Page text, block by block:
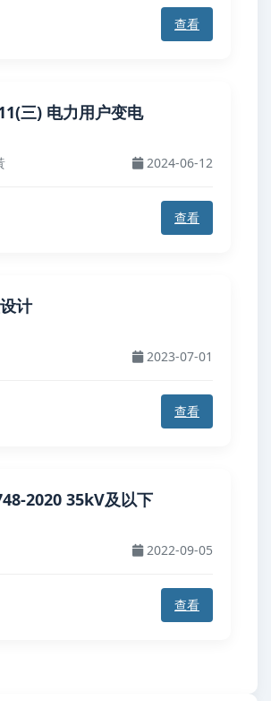
查看
三) 电力用户变电
2024-06-12
查看
计
2023-07-01
查看
2020 35kV及以下
2022-09-05
查看